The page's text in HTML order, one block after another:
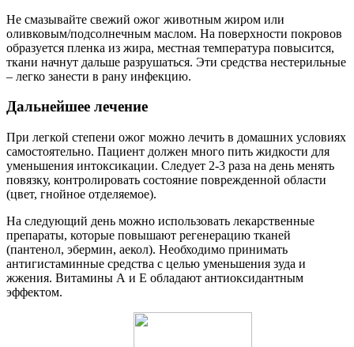
Не смазывайте свежий ожог животным жиром или
оливковым/подсолнечным маслом. На поверхности покровов
образуется пленка из жира, местная температура повысится,
ткани начнут дальше разрушаться. Эти средства нестерильные
– легко занести в рану инфекцию.
Дальнейшее лечение
При легкой степени ожог можно лечить в домашних условиях
самостоятельно. Пациент должен много пить жидкости для
уменьшения интоксикации. Следует 2-3 раза на день менять
повязку, контролировать состояние поврежденной области
(цвет, гнойное отделяемое).
На следующий день можно использовать лекарственные
препараты, которые повышают регенерацию тканей
(пантенол, эбермин, аекол). Необходимо принимать
антигистаминные средства с целью уменьшения зуда и
жжения. Витамины А и Е обладают антиоксидантным
эффектом.